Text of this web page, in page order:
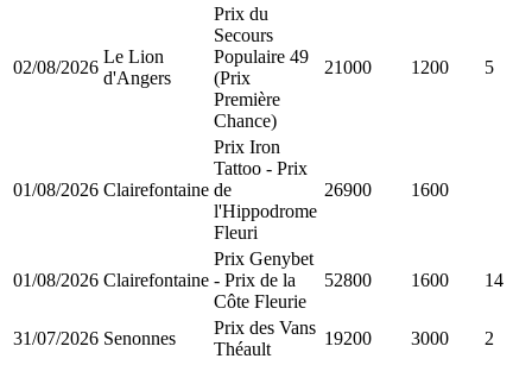
02/08/2026
Le Lion
d'Angers
Prix du
Secours
Populaire 49
(Prix
Première
Chance)
21000 1200 5
01/08/2026 Clairefontaine
Prix Iron
Tattoo - Prix
de
l'Hippodrome
Fleuri
26900 1600
01/08/2026 Clairefontaine
Prix Genybet
- Prix de la
Côte Fleurie
52800 1600 14
31/07/2026 Senonnes
Prix des Vans
Théault
19200 3000 2